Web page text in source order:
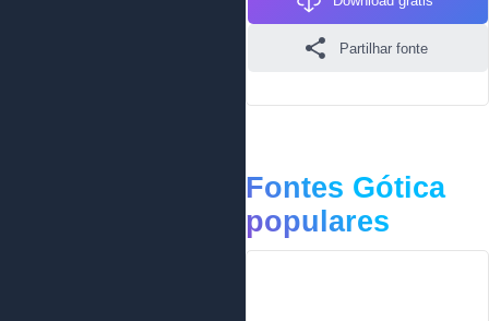
Partilhar fonte
Fontes Gótica
populares